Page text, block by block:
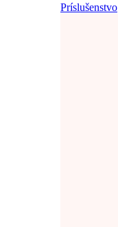
Príslušenstvo